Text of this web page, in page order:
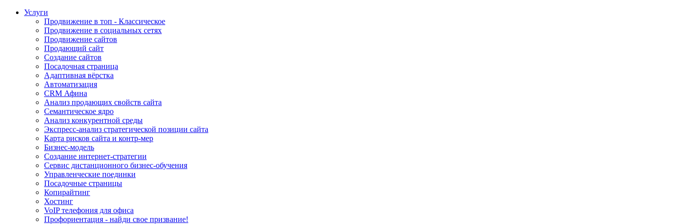
Услуги
Продвижение в топ - Классическое
Продвижение в социальных сетях
Продвижение сайтов
Продающий сайт
Создание сайтов
Посадочная страница
Адаптивная вёрстка
Автоматизация
CRM Афина
Анализ продающих свойств сайта
Семантическое ядро
Анализ конкурентной среды
Экспресс-анализ стратегической позиции сайта
Карта рисков сайта и контр-мер
Бизнес-модель
Создание интернет-стратегии
Сервис дистанционного бизнес-обучения
Управленческие поединки
Посадочные страницы
Копирайтинг
Хостинг
VoIP телефония для офиса
Профориентация - найди свое призвание!